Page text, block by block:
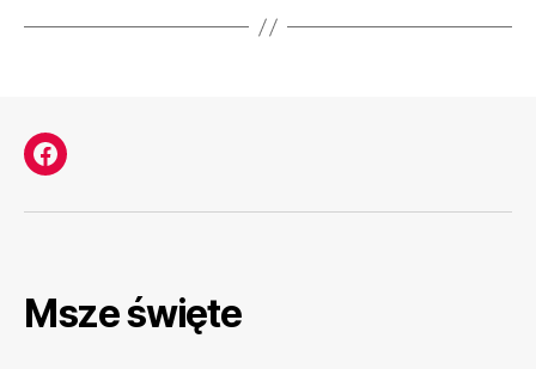
Facebook
Msze święte